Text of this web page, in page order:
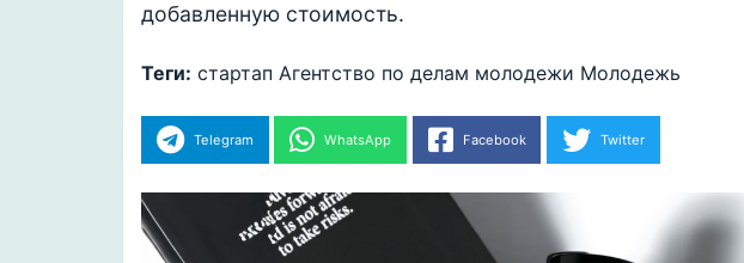
добавленную стоимость.
Теги: стартап Агентство по делам молодежи Молодежь
Telegram WhatsApp Facebook Twitter